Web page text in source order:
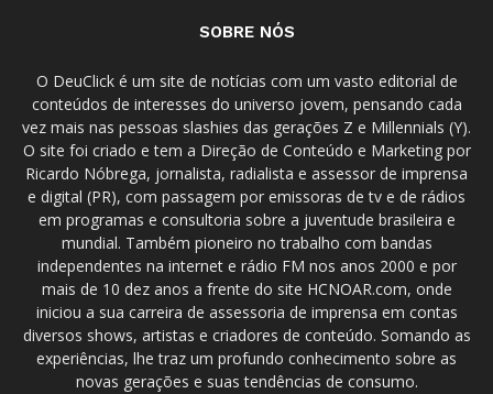
SOBRE NÓS
O DeuClick é um site de notícias com um vasto editorial de
conteúdos de interesses do universo jovem, pensando cada
vez mais nas pessoas slashies das gerações Z e Millennials (Y).
O site foi criado e tem a Direção de Conteúdo e Marketing por
Ricardo Nóbrega, jornalista, radialista e assessor de imprensa
e digital (PR), com passagem por emissoras de tv e de rádios
em programas e consultoria sobre a juventude brasileira e
mundial. Também pioneiro no trabalho com bandas
independentes na internet e rádio FM nos anos 2000 e por
mais de 10 dez anos a frente do site HCNOAR.com, onde
iniciou a sua carreira de assessoria de imprensa em contas
diversos shows, artistas e criadores de conteúdo. Somando as
experiências, lhe traz um profundo conhecimento sobre as
novas gerações e suas tendências de consumo.